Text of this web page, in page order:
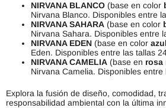
NIRVANA BLANCO (base en color
Nirvana Blanco. Disponibles entre
NIRVANA SAHARA (base en color
Nirvana Sahara. Disponibles entre
NIRVANA EDEN (base en color azul
Eden. Disponibles entre las tallas
NIRVANA CAMELIA (base en rosa
Nirvana Camelia. Disponibles
Explora la fusión de diseño, comodidad,
responsabilidad ambiental con la última